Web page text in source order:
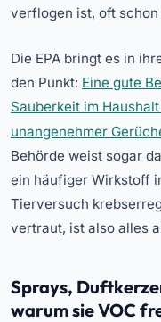
verflogen ist, oft
Die EPA bringt es in
den Punkt: Eine gute
Sauberkeit im
unangenehmer
Behörde weist sogar
ein häufiger Wirkstoff
Tierversuch
vertraut, ist also alles
Sprays,
warum sie VOC